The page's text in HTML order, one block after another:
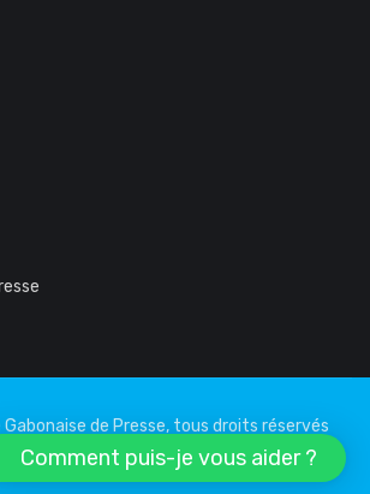
de Presse, tous droits réservés
PRIVATE LIFE LEGAL NOTICE
Comment puis-je vous aider ?